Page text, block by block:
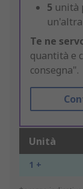
5 unità
Te ne
quantità e
consegna".
Unità
1 +